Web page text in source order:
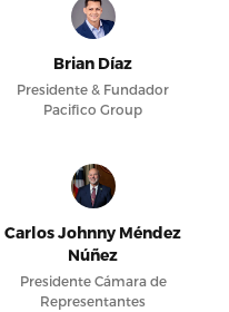
Brian Díaz
Presidente & Fundador
Pacifico Group
Carlos Johnny Méndez
Núñez
Presidente Cámara de
Representantes